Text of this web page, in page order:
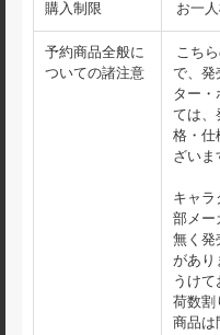
購入制限 お一
予約商品全般に
ついての諸注意
こち
で、発
ター・
ては、
格・仕
ざいま
キャラ
部メー
無く発
があり
うけ
荷数割
商品は